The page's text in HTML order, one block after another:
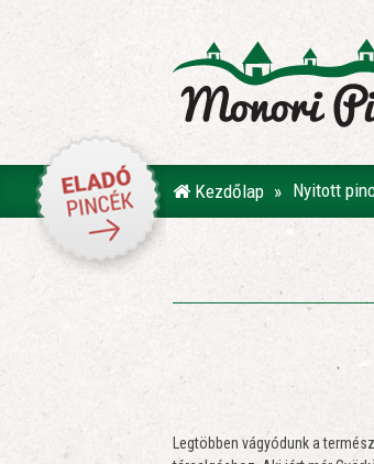
Kezdőlap Nyitott
Legtöbben vágyódunk a